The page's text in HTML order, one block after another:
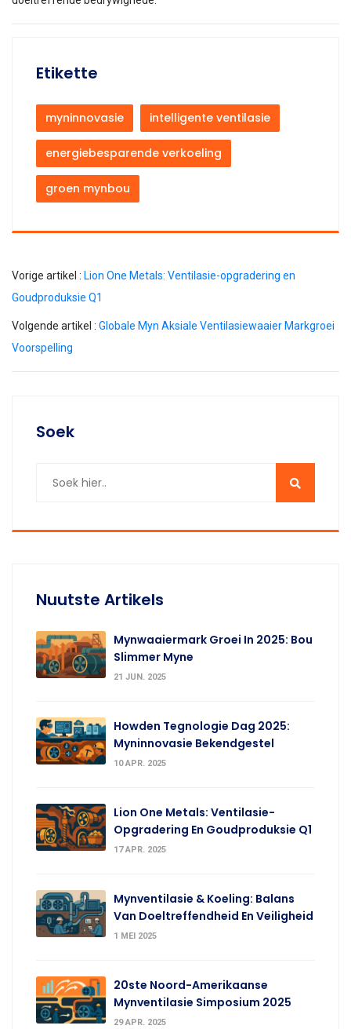
Soek
Nuutste Artikels
Mynwaaiermark Groei In 2025: Bou
Slimmer Myne
21 JUN. 2025
Howden Tegnologie Dag 2025:
Myninnovasie Bekendgestel
10 APR. 2025
Lion One Metals: Ventilasie-
Opgradering En Goudproduksie Q1
17 APR. 2025
Mynventilasie & Koeling: Balans
Van Doeltreffendheid En Veiligheid
1 MEI 2025
20ste Noord-Amerikaanse
Mynventilasie Simposium 2025
29 APR. 2025
Etikette
myninnovasie intelligente ventilasie
energiebesparende verkoeling
groen mynbou
Vorige artikel : Lion One Metals: Ventilasie-opgradering en
Goudproduksie Q1
Volgende artikel : Globale Myn Aksiale Ventilasiewaaier Markgroei
Voorspelling